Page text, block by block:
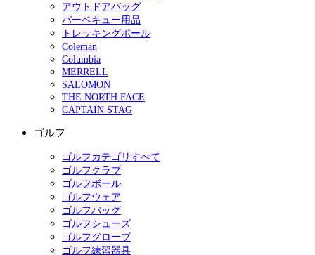
アウトドアバッグ
バーベキュー用品
トレッキングポール
Coleman
Columbia
MERRELL
SALOMON
THE NORTH FACE
CAPTAIN STAG
ゴルフ
ゴルフカテゴリすべて
ゴルフクラブ
ゴルフボール
ゴルフウェア
ゴルフバッグ
ゴルフシューズ
ゴルフグローブ
ゴルフ練習器具